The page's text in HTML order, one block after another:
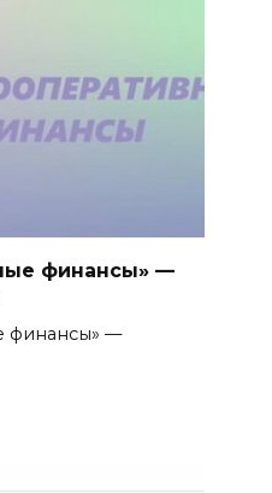
финансы» —
финансы» —